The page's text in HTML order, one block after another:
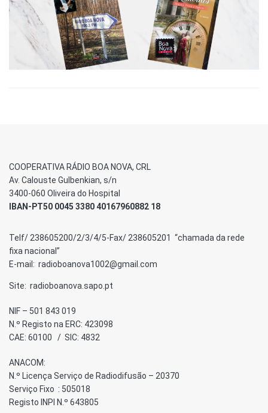
COOPERATIVA RÁDIO BOA NOVA, CRL
Av. Calouste Gulbenkian, s/n
3400-060 Oliveira do Hospital
IBAN-PT50 0045 3380 40167960882 18
Telf/ 238605200/2/3/4/5-Fax/ 238605201 “chamada da rede
fixa nacional”
E-mail: radioboanova1002@gmail.com
Site: radioboanova.sapo.pt
NIF – 501 843 019
N.º Registo na ERC: 423098
CAE: 60100 / SIC: 4832
ANACOM:
N.º Licença Serviço de Radiodifusão – 20370
Serviço Fixo : 505018
Registo INPI N.º 643805